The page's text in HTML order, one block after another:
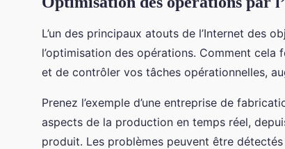
L’un des principaux atouts de l’Internet des
l’optimisation des opérations. Comment cela
et de contrôler vos tâches opérationnelles,
Prenez l’exemple d’une entreprise de
aspects de la production en temps réel,
produit. Les problèmes peuvent être